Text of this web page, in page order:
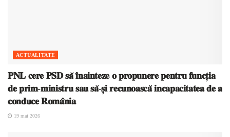
ACTUALITATE
𝐏𝐍𝐋 𝐜𝐞𝐫𝐞 𝐏𝐒𝐃 𝐬𝐚̆ 𝐢̂𝐧𝐚𝐢𝐧𝐭𝐞𝐳𝐞 𝐨 𝐩𝐫𝐨𝐩𝐮𝐧𝐞𝐫𝐞 𝐩𝐞𝐧𝐭𝐫𝐮 𝐟𝐮𝐧𝐜𝐭̦𝐢𝐚
𝐝𝐞 𝐩𝐫𝐢𝐦-𝐦𝐢𝐧𝐢𝐬𝐭𝐫𝐮 𝐬𝐚𝐮 𝐬𝐚̆-𝐬̦𝐢 𝐫𝐞𝐜𝐮𝐧𝐨𝐚𝐬𝐜𝐚̆ 𝐢𝐧𝐜𝐚𝐩𝐚𝐜𝐢𝐭𝐚𝐭𝐞𝐚 𝐝𝐞 𝐚
𝐜𝐨𝐧𝐝𝐮𝐜𝐞 𝐑𝐨𝐦𝐚̂𝐧𝐢𝐚
19 mai 2026